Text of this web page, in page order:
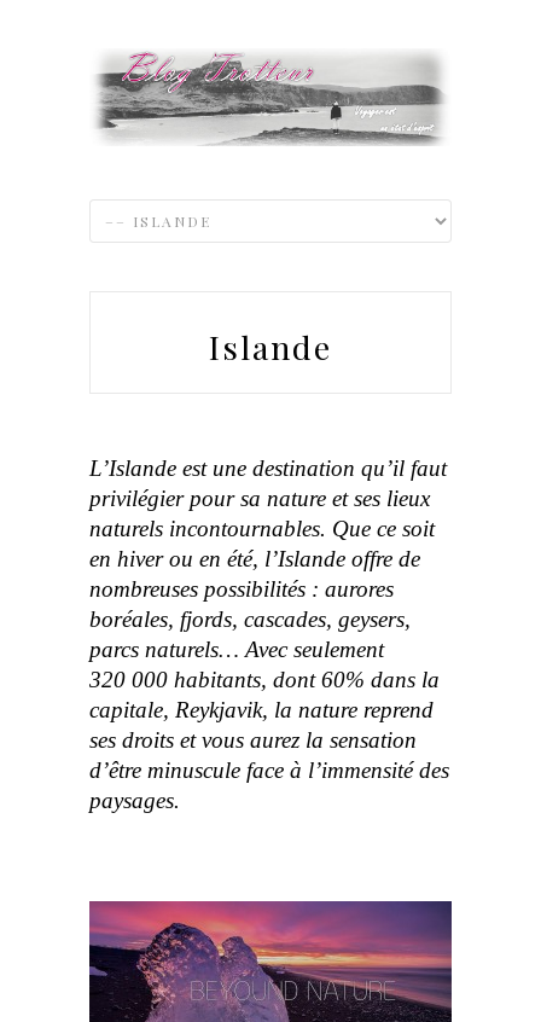
Islande
L’Islande est une destination qu’il faut
privilégier pour sa nature et ses lieux
naturels incontournables. Que ce soit
en hiver ou en été, l’Islande offre de
nombreuses possibilités : aurores
boréales, fjords, cascades, geysers,
parcs naturels… Avec seulement
320 000 habitants, dont 60% dans la
capitale, Reykjavik, la nature reprend
ses droits et vous aurez la sensation
d’être minuscule face à l’immensité des
paysages.